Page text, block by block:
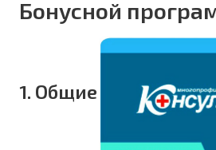
Бонусной
1. Общие